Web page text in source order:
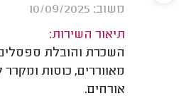
משוב: 10/09/2025
תיאור השירות:
השכרת והובלת
אורחים.